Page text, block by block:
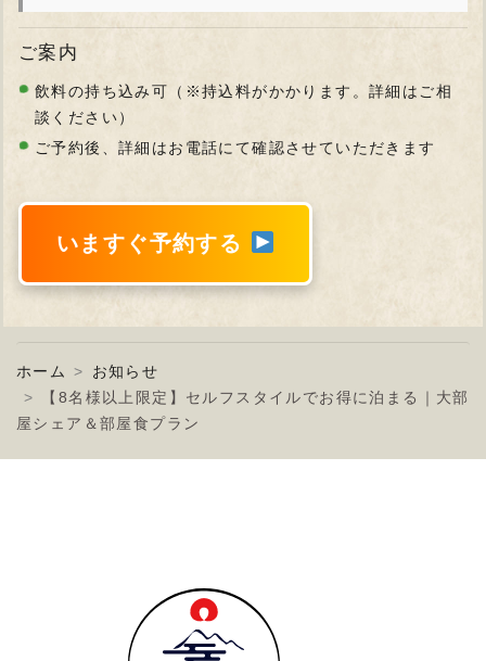
ご案内
飲料の持ち込み可（※持込料がかかります。詳細はご相
談ください）
ご予約後、詳細はお電話にて確認させていただきます
いますぐ予約する
ホーム
お知らせ
【8名様以上限定】セルフスタイルでお得に泊まる｜大部
屋シェア＆部屋食プラン